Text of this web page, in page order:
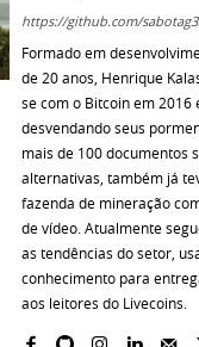
https://github.com/
Formado em
de 20 anos, Henrique
se com o Bitcoin em 2016
desvendando seus
mais de 100 documentos
alternativas, também já
fazenda de mineração
de vídeo. Atualmente
as tendências do setor,
conhecimento para
aos leitores do Livecoins.